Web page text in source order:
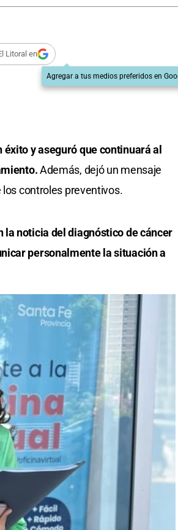
Litoral en
Agregar a tus medios preferidos en
y aseguró que continuará al
Además, dejó un mensaje
controles preventivos.
la noticia del diagnóstico de cáncer
personalmente la situación a